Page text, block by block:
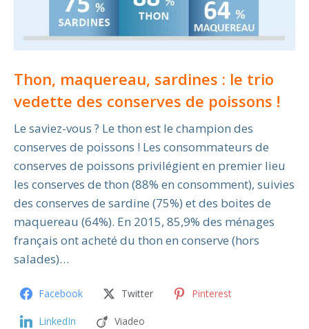
Thon, maquereau, sardines : le trio
vedette des conserves de poissons !
Le saviez-vous ? Le thon est le champion des
conserves de poissons ! Les consommateurs de
conserves de poissons privilégient en premier lieu
les conserves de thon (88% en consomment), suivies
des conserves de sardine (75%) et des boites de
maquereau (64%). En 2015, 85,9% des ménages
français ont acheté du thon en conserve (hors
salades)…
Facebook Twitter Pinterest
LinkedIn Viadeo